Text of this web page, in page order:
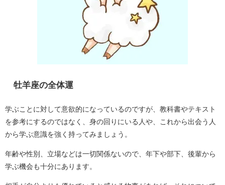
牡羊座の全体運
学ぶことに対して意欲的になっているのですが、教科書やテキスト
を参考にするのではなく、身の回りにいる人や、これから出会う人
から学ぶ意識を強く持ってみましょう。
年齢や性別、立場などは一切関係ないので、年下や部下、後輩から
学ぶ機会も十分にあります。